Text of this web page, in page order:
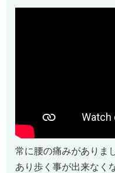
常に腰の痛みがありま
あり歩く事が出来なく